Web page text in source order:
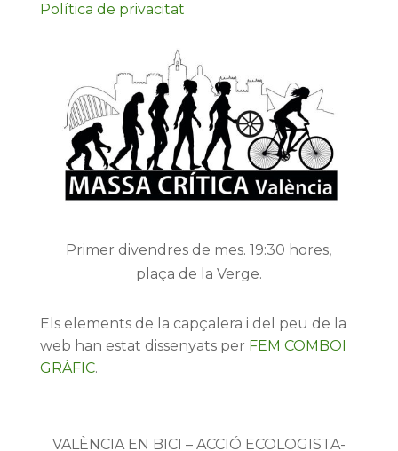
Política de privacitat
Primer divendres de mes. 19:30 hores,
plaça de la Verge.
Els elements de la capçalera i del peu de la
web han estat dissenyats per FEM COMBOI
GRÀFIC.
VALÈNCIA EN BICI – ACCIÓ ECOLOGISTA-